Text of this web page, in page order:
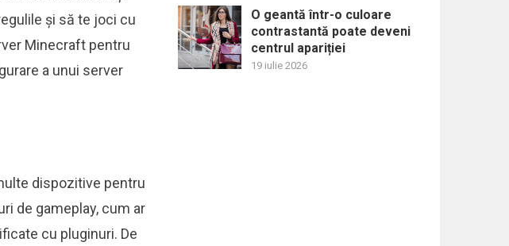
și să te joci cu
Minecraft pentru
a unui server
dispozitive pentru
de gameplay, cum ar
cu pluginuri. De
O geantă într-o culoare
contrastantă poate deveni
centrul apariției
19 iulie 2026